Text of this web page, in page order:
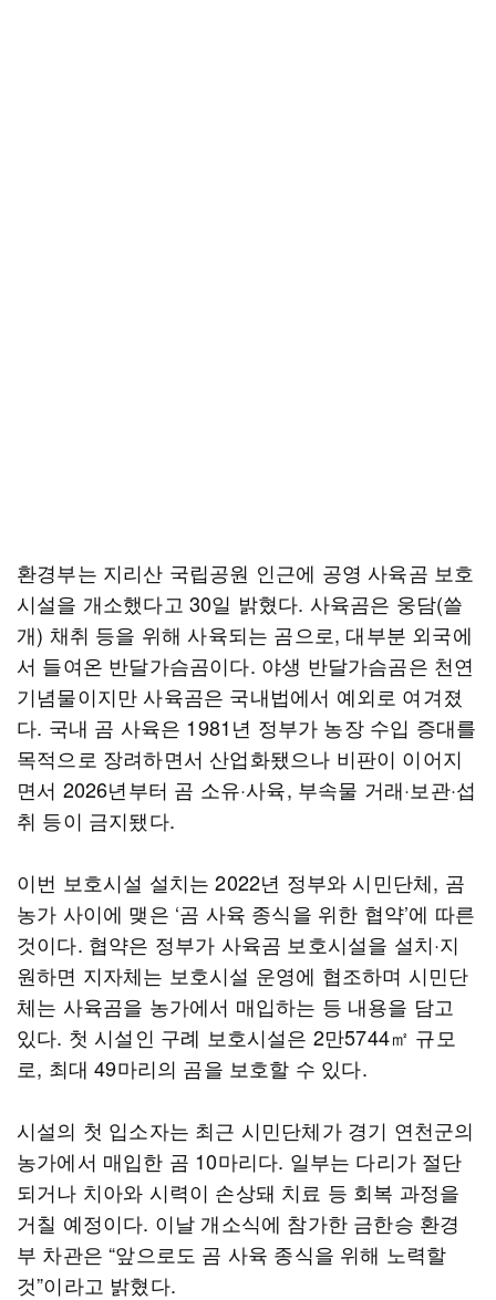
환경부는 지리산 국립공원 인근에 공영 사육곰 보호
시설을 개소했다고 30일 밝혔다. 사육곰은 웅담(쓸
개) 채취 등을 위해 사육되는 곰으로, 대부분 외국에
서 들여온 반달가슴곰이다. 야생 반달가슴곰은 천연
기념물이지만 사육곰은 국내법에서 예외로 여겨졌
다. 국내 곰 사육은 1981년 정부가 농장 수입 증대를
목적으로 장려하면서 산업화됐으나 비판이 이어지
면서 2026년부터 곰 소유·사육, 부속물 거래·보관·섭
취 등이 금지됐다.
이번 보호시설 설치는 2022년 정부와 시민단체, 곰
농가 사이에 맺은 ‘곰 사육 종식을 위한 협약’에 따른
것이다. 협약은 정부가 사육곰 보호시설을 설치·지
원하면 지자체는 보호시설 운영에 협조하며 시민단
체는 사육곰을 농가에서 매입하는 등 내용을 담고
있다. 첫 시설인 구례 보호시설은 2만5744㎡ 규모
로, 최대 49마리의 곰을 보호할 수 있다.
시설의 첫 입소자는 최근 시민단체가 경기 연천군의
농가에서 매입한 곰 10마리다. 일부는 다리가 절단
되거나 치아와 시력이 손상돼 치료 등 회복 과정을
거칠 예정이다. 이날 개소식에 참가한 금한승 환경
부 차관은 “앞으로도 곰 사육 종식을 위해 노력할
것”이라고 밝혔다.